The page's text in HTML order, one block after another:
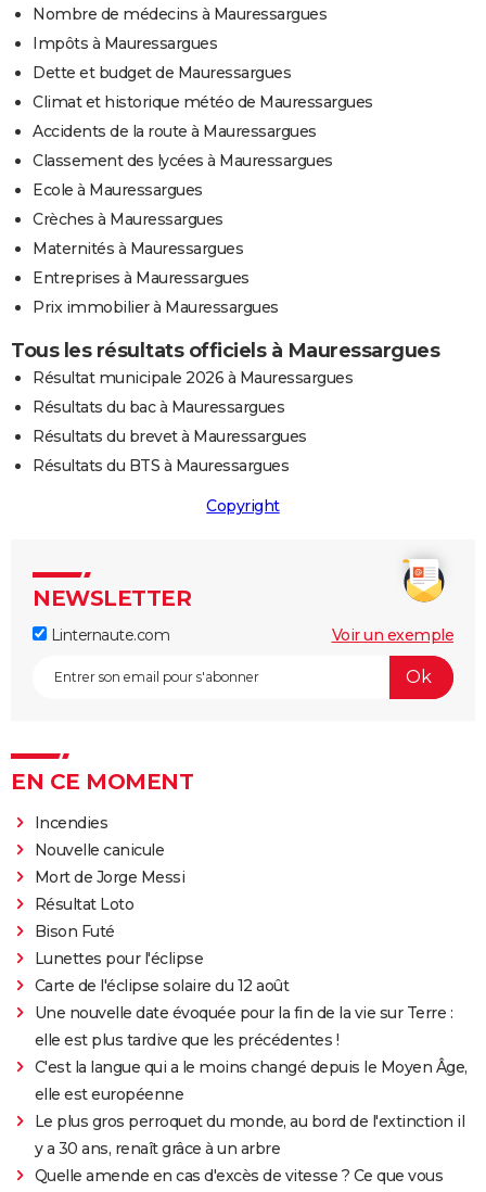
Nombre de médecins à Mauressargues
Impôts à Mauressargues
Dette et budget de Mauressargues
Climat et historique météo de Mauressargues
Accidents de la route à Mauressargues
Classement des lycées à Mauressargues
Ecole à Mauressargues
Crèches à Mauressargues
Maternités à Mauressargues
Entreprises à Mauressargues
Prix immobilier à Mauressargues
Tous les résultats officiels à Mauressargues
Résultat municipale 2026 à Mauressargues
Résultats du bac à Mauressargues
Résultats du brevet à Mauressargues
Résultats du BTS à Mauressargues
Copyright
NEWSLETTER
Linternaute.com Voir un exemple
EN CE MOMENT
Incendies
Nouvelle canicule
Mort de Jorge Messi
Résultat Loto
Bison Futé
Lunettes pour l'éclipse
Carte de l'éclipse solaire du 12 août
Une nouvelle date évoquée pour la fin de la vie sur Terre :
elle est plus tardive que les précédentes !
C'est la langue qui a le moins changé depuis le Moyen Âge,
elle est européenne
Le plus gros perroquet du monde, au bord de l'extinction il
y a 30 ans, renaît grâce à un arbre
Quelle amende en cas d'excès de vitesse ? Ce que vous